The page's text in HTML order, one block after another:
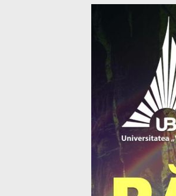
PRELUNGIRE SELECȚIE
Vezi mai multe detalii